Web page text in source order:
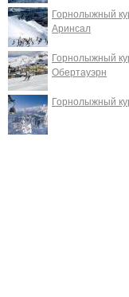
Горнолыжный
Аринсал
Горнолыжный
Обертауэрн
Горнолыжный